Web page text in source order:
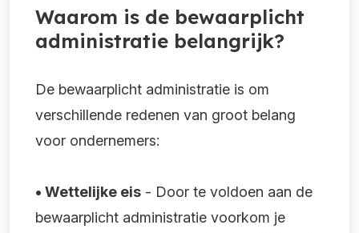
Waarom is de bewaarplicht
administratie belangrijk?
De bewaarplicht administratie is om
verschillende redenen van groot belang
voor ondernemers:
• Wettelijke eis - Door te voldoen aan de
bewaarplicht administratie voorkom je